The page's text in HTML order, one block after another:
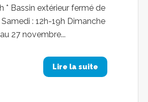
* Bassin extérieur fermé de
: 12h-19h Dimanche
27 novembre...
Lire la suite